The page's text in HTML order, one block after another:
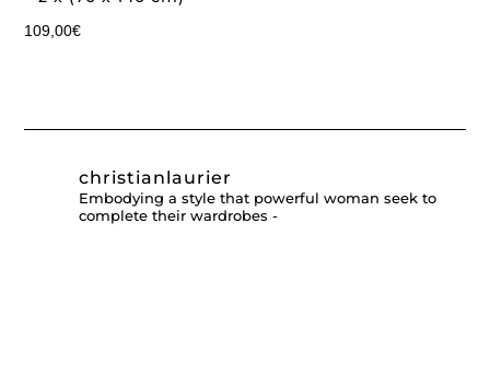
109,00€
christianlaurier
Embodying a style that powerful woman seek to
complete their wardrobes -